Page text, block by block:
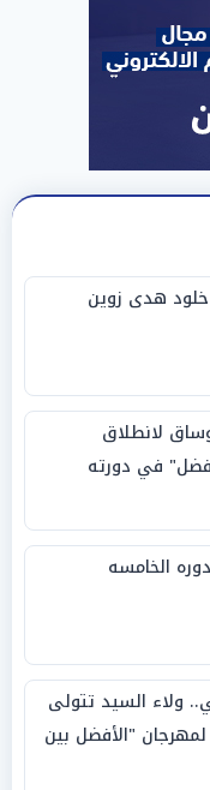
هدى زوين
لانطلاق
في دورته
الخامسه
ولاء السيد تتولى
"الأفضل بين